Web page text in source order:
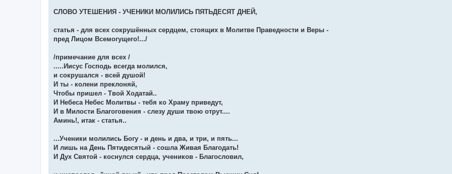
СЛОВО УТЕШЕНИЯ - УЧЕНИКИ МОЛИЛИСЬ ПЯТЬДЕСЯТ ДНЕЙ,
статья - для всех сокрушённых сердцем, стоящих в Молитве Праведности и Веры -
пред Лицом Всемогущего!.../
/примечание для всех /
.....Иисус Господь всегда молился,
и сокрушался - всей душой!
И ты - колени преклоняй,
Чтобы пришел - Твой Ходатай..
И Небеса Небес Молитвы - тебя ко Храму приведут,
И в Милости Благоговения - слезу души твою отрут....
Аминь!, итак - статья..
...Ученики молились Богу - и день и два, и три, и пять...
И лишь на День Пятидесятый - сошла Живая Благодать!
И Дух Святой - коснулся сердца, учеников - Благословил,